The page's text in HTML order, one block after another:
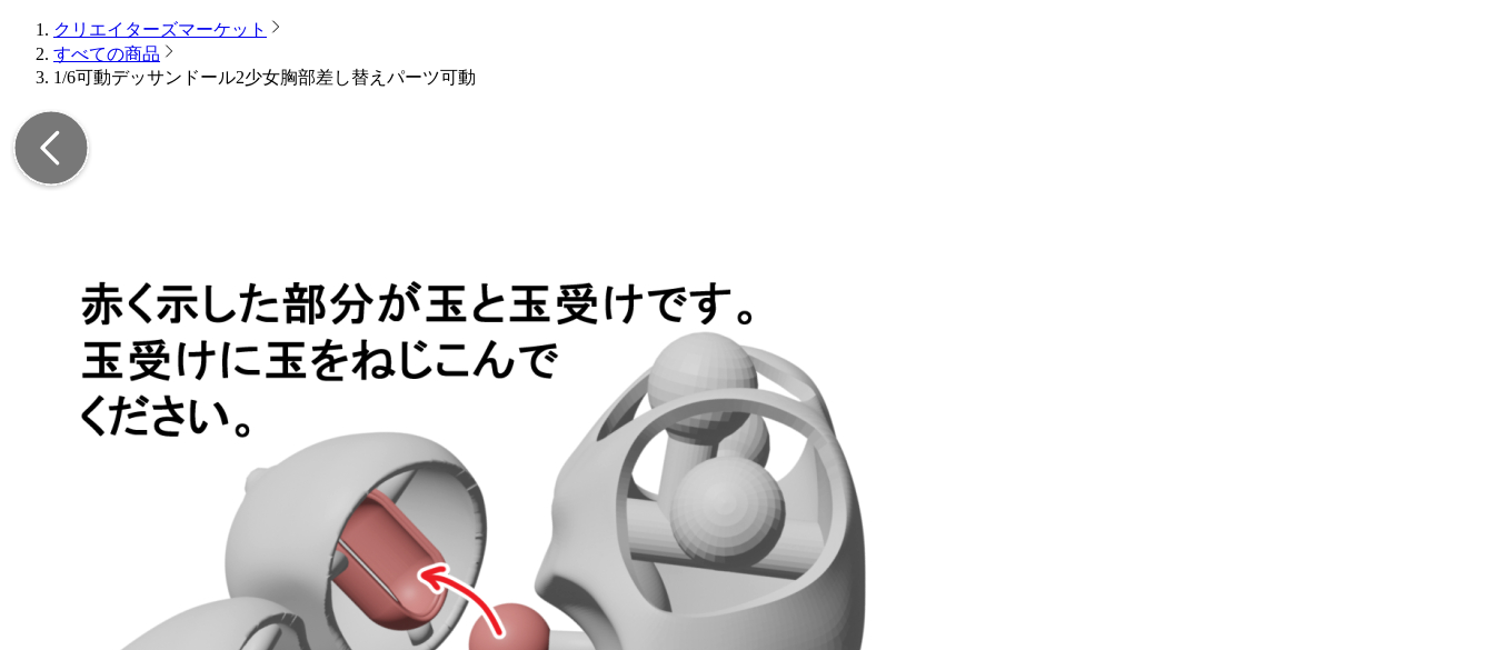
クリエイターズマーケット
すべての商品
1/6可動デッサンドール2少女胸部差し替えパーツ可動